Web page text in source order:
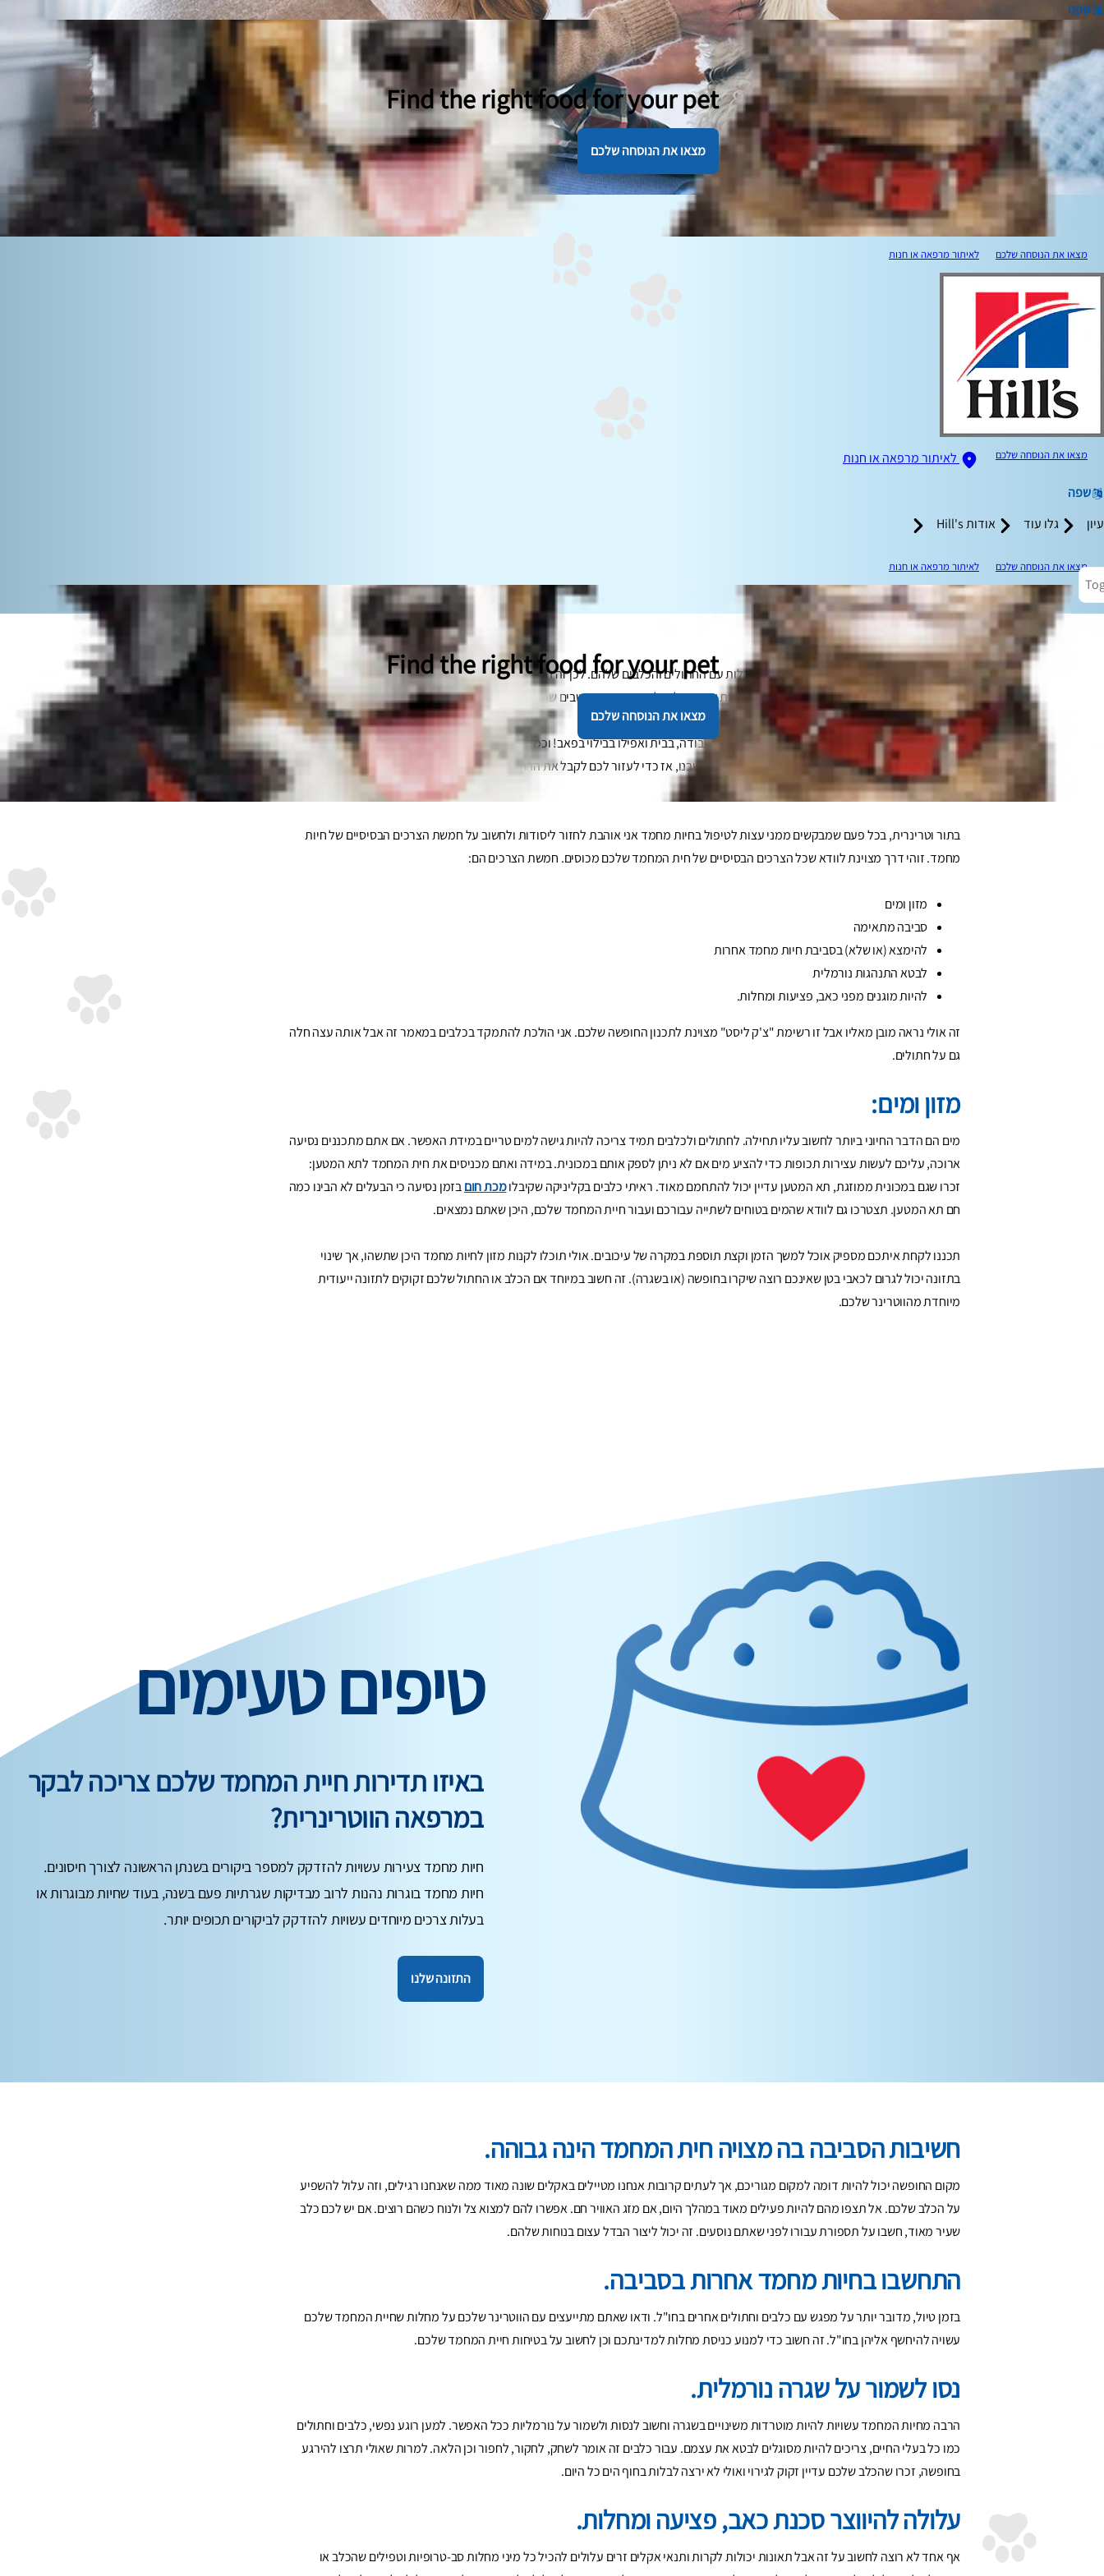
שפה
Find the right food for your pet
מצאו את הנוסחה שלכם
מצאו את הנוסחה שלכם לאיתור מרפאה או חנות
מצאו את הנוסחה שלכם
לאיתור מרפאה או חנות
שפה
עיון
גלו עוד אודות Hill's
מצאו את הנוסחה שלכם לאיתור מרפאה או חנות
Find the right food for your pet
מצאו את הנוסחה שלכם
אנשים אוהבים לטייל בחו"ל, ואנשים אוהבים לבלות עם החתולים והכלבים שלהם. לכן זה הגיוני שאנשים אוהבים לקחת איתם את חיות המחמד
שלהם לחופשה. אבל האם חיות המחמד שלנו באמת אוהבות לטייל כמו שאנחנו חושבים שהן אוהבות?
הכלבים שלי, פאן ובאדג'ר, היו איתי כמעט כל הזמן - בעבודה, בבית ואפילו בבילוי בפאב! וכמו הרבה אנשים אחרים, גם אנחנו לקחנו אותם איתנו
לחופשה. המציאות לא הייתה פשוטה כל כך כמו שאולי חשבנו, אז כדי לעזור לכם לקבל את ההחלטה הנכונה, אני צריכה לשים את כובע הוטרינרית
שלי.
בתור וטרינרית, בכל פעם שמבקשים ממני עצות לטיפול בחיות מחמד אני אוהבת לחזור ליסודות ולחשוב על חמשת הצרכים הבסיסיים של חיות
מחמד. זוהי דרך מצוינת לוודא שכל הצרכים הבסיסיים של חית המחמד שלכם מכוסים. חמשת הצרכים הם:
מזון ומים
סביבה מתאימה
להימצא (או שלא) בסביבת חיות מחמד אחרות
לבטא התנהגות נורמלית
להיות מוגנים מפני כאב, פציעות ומחלות.
זה אולי נראה מובן מאליו אבל זו רשימת "צ'ק ליסט" מצוינת לתכנון החופשה שלכם. אני הולכת להתמקד בכלבים במאמר זה אבל אותה עצה חלה
גם על חתולים.
מזון ומים:
מים הם הדבר החיוני ביותר לחשוב עליו תחילה. לחתולים ולכלבים תמיד צריכה להיות גישה למים טריים במידת האפשר. אם אתם מתכננים נסיעה
ארוכה, עליכם לעשות עצירות תכופות כדי להציע מים אם לא ניתן לספק אותם במכונית. במידה ואתם מכניסים את חית המחמד לתא המטען:
זכרו שגם במכונית ממוזגת, תא המטען עדיין יכול להתחמם מאוד. ראיתי כלבים בקליניקה שקיבלומכת חוםבזמן נסיעה כי הבעלים לא הבינו כמה
חם תא המטען. תצטרכו גם לוודא שהמים בטוחים לשתייה עבורכם ועבור חיית המחמד שלכם, היכן שאתם נמצאים.
תכננו לקחת איתכם מספיק אוכל למשך הזמן וקצת תוספת במקרה של עיכובים. אולי תוכלו לקנות מזון לחיות מחמד היכן שתשהו, אך שינוי
בתזונה יכול לגרום לכאבי בטן שאינכם רוצה שיקרו בחופשה (או בשגרה). זה חשוב במיוחד אם הכלב או החתול שלכם זקוקים לתזונה ייעודית
מיוחדת מהווטרינר שלכם.
טיפים טעימים
באיזו תדירות חיית המחמד שלכם צריכה לבקר
במרפאה הווטרינרית?
חיות מחמד צעירות עשויות להזדקק למספר ביקורים בשנתן הראשונה לצורך חיסונים.
חיות מחמד בוגרות נהנות לרוב מבדיקות שגרתיות פעם בשנה, בעוד שחיות מבוגרות או
בעלות צרכים מיוחדים עשויות להזדקק לביקורים תכופים יותר.
התזונה שלנו
חשיבות הסביבה בה מצויה חית המחמד הינה גבוהה.
מקום החופשה יכול להיות דומה למקום מגוריכם, אך לעתים קרובות אנחנו מטיילים באקלים שונה מאוד ממה שאנחנו רגילים, וזה עלול להשפיע
על הכלב שלכם. אל תצפו מהם להיות פעילים מאוד במהלך היום, אם מזג האוויר חם. אפשרו להם למצוא צל ולנוח כשהם רוצים. אם יש לכם כלב
שעיר מאוד, חשבו על תספורת עבורו לפני שאתם נוסעים. זה יכול ליצור הבדל עצום בנוחות שלהם.
התחשבו בחיות מחמד אחרות בסביבה.
בזמן טיול, מדובר יותר על מפגש עם כלבים וחתולים אחרים בחו"ל. ודאו שאתם מתייעצים עם הווטרינר שלכם על מחלות שחיית המחמד שלכם
עשויה להיחשף אליהן בחו"ל. זה חשוב כדי למנוע כניסת מחלות למדינתכם וכן לחשוב על בטיחות חיית המחמד שלכם.
נסו לשמור על שגרה נורמלית.
הרבה מחיות המחמד עשויות להיות מוטרדות משינויים בשגרה וחשוב לנסות ולשמור על נורמליות ככל האפשר. למען רוגע נפשי, כלבים וחתולים
כמו כל בעלי החיים, צריכים להיות מסוגלים לבטא את עצמם. עבור כלבים זה אומר לשחק, לחקור, לחפור וכן הלאה. למרות שאולי תרצו להירגע
בחופשה, זכרו שהכלב שלכם עדיין זקוק לגירוי ואולי לא ירצה לבלות בחוף הים כל היום.
עלולה להיווצר סכנת כאב, פציעה ומחלות.
אף אחד לא רוצה לחשוב על זה אבל תאונות יכולות לקרות ותנאי אקלים זרים עלולים להכיל כל מיני מחלות סב-טרופיות וטפילים שהכלב או